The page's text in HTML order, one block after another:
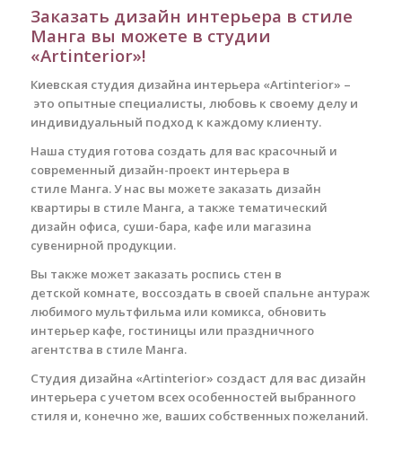
Заказать дизайн интерьера в стиле
Манга вы можете в студии
«Artinterior»!
Киевская студия дизайна интерьера «Artinterior» –
это опытные специалисты, любовь к своему делу и
индивидуальный подход к каждому клиенту.
Наша студия готова создать для вас красочный и
современный дизайн-проект интерьера в
стиле Манга. У нас вы можете заказать дизайн
квартиры в стиле Манга, а также тематический
дизайн офиса, суши-бара, кафе или магазина
сувенирной продукции.
Вы также может заказать роспись стен в
детской комнате, воссоздать в своей спальне антураж
любимого мультфильма или комикса, обновить
интерьер кафе, гостиницы или праздничного
агентства в стиле Манга.
Студия дизайна «Artinterior» создаст для вас дизайн
интерьера с учетом всех особенностей выбранного
стиля и, конечно же, ваших собственных пожеланий.